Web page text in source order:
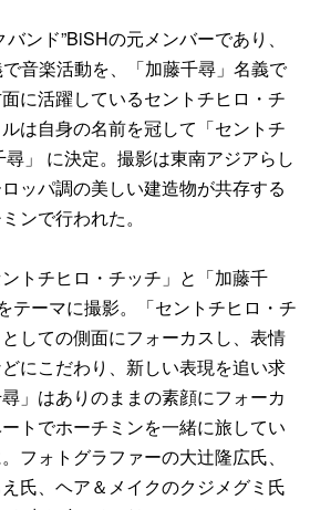
ンド”BiSHの元メンバーであり、
音楽活動を、「加藤千尋」名義で
に活躍しているセントチヒロ・チ
は自身の名前を冠して「セントチ
」 に決定。撮影は東南アジアらし
ッパ調の美しい建造物が共存する
ンで行われた。
トチヒロ・チッチ」と「加藤千
テーマに撮影。「セントチヒロ・チ
しての側面にフォーカスし、表情
にこだわり、新しい表現を追い求
」はありのままの素顔にフォーカ
トでホーチミンを一緒に旅してい
フォトグラファーの大辻隆広氏、
氏、ヘア＆メイクのクジメグミ氏